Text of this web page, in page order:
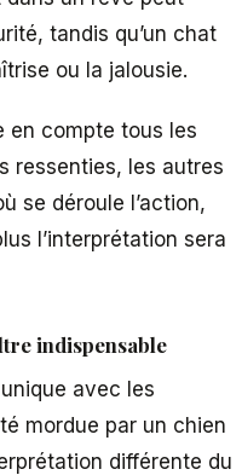
tandis qu’un chat
ou la jalousie.
en compte tous les
ressenties, les autres
se déroule l’action,
l’interprétation sera
indispensable
avec les
mordue par un chien
différente du